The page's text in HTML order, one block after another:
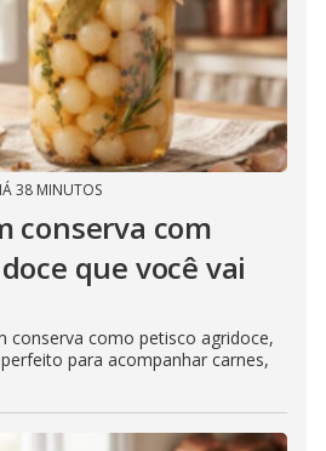
38 MINUTOS
conserva com
que você vai
conserva como petisco agridoce,
para acompanhar carnes,